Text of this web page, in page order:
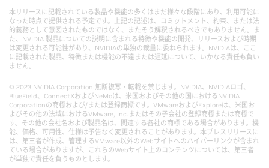
本リリースに記載されている製品や機能の多くはまだ様々な段階にあり、利用可能に
なった時点で提供される予定です。上記の記述は、コミットメント、約束、または法
的義務として意図されたものではなく、またそう解釈されるべきでもありません。ま
た、NVIDIA 製品についての説明に含まれる特徴や機能の開発、リリースおよび時期
は変更される可能性があり、NVIDIAの単独の裁量に委ねられます。NVIDIAは、ここ
に記載された製品、特徴または機能の不達または遅延について、いかなる責任も負い
ません。
© 2023 NVIDIA Corporation.無断複写・転載を禁じます。NVIDIA、NVIDIAロゴ、
BlueField、ConnectXおよびNeMoは、米国およびその他の国におけるNVIDIA
Corporationの商標および/または登録商標です。VMwareおよびExploreは、米国お
よびその他の法域におけるVMware, Inc.またはその子会社の登録商標または商標で
す。その他の会社名および製品名は、関連する各社の商標である場合があります。機
能、価格、可用性、仕様は予告なく変更されることがあります。本プレスリリースに
は、第三者が作成、管理するVMware以外のWebサイトへのハイパーリンクが含まれ
ている場合がありますが、これらのWebサイト上のコンテンツについては、第三者
が単独で責任を負うものとします。